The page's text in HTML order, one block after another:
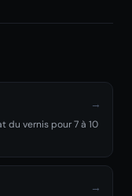
→
du vernis pour 7 à 10
→